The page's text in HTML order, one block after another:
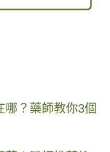
哪？藥師教你3個